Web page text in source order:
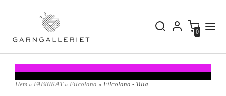
0
Hem » FABRIKAT» Filcolana » Filcolana - Tilia